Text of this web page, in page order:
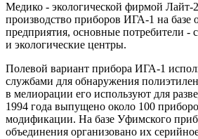
Медико - экологической фирмой Лайт-
производство приборов ИГА-1 на базе
предприятия, основные потребители -
и экологические центры.
Полевой вариант прибора ИГА-1
службами для обнаружения
в мелиорации его используют для
1994 года выпущено около 100
модификации. На базе Уфимского
объединения организовано их